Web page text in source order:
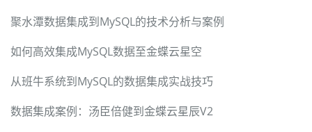
聚水潭数据集成到MySQL的技术分析与案例
如何高效集成MySQL数据至金蝶云星空
从班牛系统到MySQL的数据集成实战技巧
数据集成案例：汤臣倍健到金蝶云星辰V2